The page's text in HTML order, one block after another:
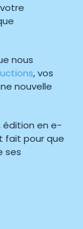
nous
, vos
nouvelle
édition en e-
fait pour que
ses